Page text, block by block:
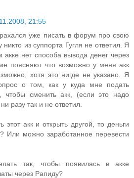
21:55
уже писать в форум про свою
из суппорта Гугля не ответил. Я
акке нет способа вывода денег через
поясняют что возможно у меня акк
хотя это нигде не указано. Я
о том, как у куда мне подать
чтобы сменить акк, (если это надо
разу так и не ответил.
этот акк и открыть другой, то деньги
Или можно заработанное перевести
так, чтобы появилась в акке
через Рапиду?